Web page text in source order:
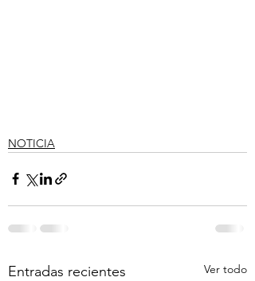
NOTICIA
Entradas recientes Ver todo